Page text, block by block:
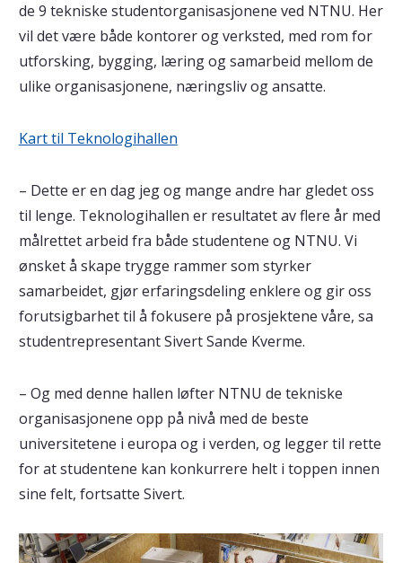
de 9 tekniske studentorganisasjonene ved NTNU. Her
vil det være både kontorer og verksted, med rom for
utforsking, bygging, læring og samarbeid mellom de
ulike organisasjonene, næringsliv og ansatte.
Kart til Teknologihallen
– Dette er en dag jeg og mange andre har gledet oss
til lenge. Teknologihallen er resultatet av flere år med
målrettet arbeid fra både studentene og NTNU. Vi
ønsket å skape trygge rammer som styrker
samarbeidet, gjør erfaringsdeling enklere og gir oss
forutsigbarhet til å fokusere på prosjektene våre, sa
studentrepresentant Sivert Sande Kverme.
– Og med denne hallen løfter NTNU de tekniske
organisasjonene opp på nivå med de beste
universitetene i europa og i verden, og legger til rette
for at studentene kan konkurrere helt i toppen innen
sine felt, fortsatte Sivert.